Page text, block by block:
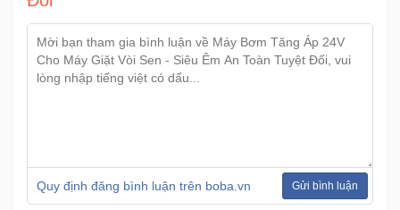
Quy định đăng bình luận trên boba.vn Gửi bình luận